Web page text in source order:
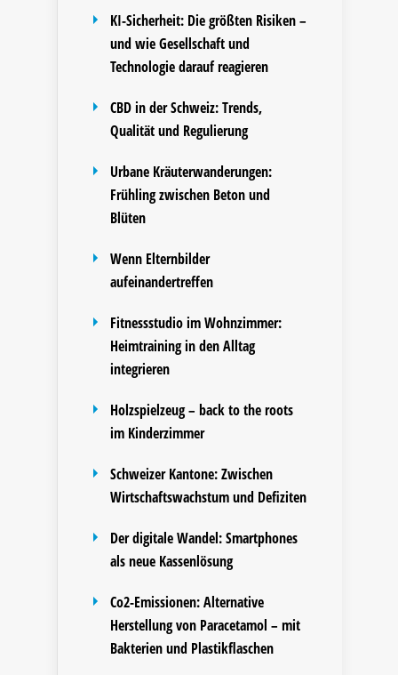
KI-Sicherheit: Die größten Risiken –
und wie Gesellschaft und
Technologie darauf reagieren
CBD in der Schweiz: Trends,
Qualität und Regulierung
Urbane Kräuterwanderungen:
Frühling zwischen Beton und
Blüten
Wenn Elternbilder
aufeinandertreffen
Fitnessstudio im Wohnzimmer:
Heimtraining in den Alltag
integrieren
Holzspielzeug – back to the roots
im Kinderzimmer
Schweizer Kantone: Zwischen
Wirtschaftswachstum und Defiziten
Der digitale Wandel: Smartphones
als neue Kassenlösung
Co2-Emissionen: Alternative
Herstellung von Paracetamol – mit
Bakterien und Plastikflaschen